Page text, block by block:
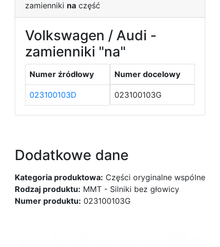
zamienniki na część
Volkswagen / Audi -
zamienniki "na"
Numer źródłowy Numer docelowy
023100103D 023100103G
Dodatkowe dane
Kategoria produktowa: Części oryginalne wspólne
Rodzaj produktu: MMT - Silniki bez głowicy
Numer produktu: 023100103G